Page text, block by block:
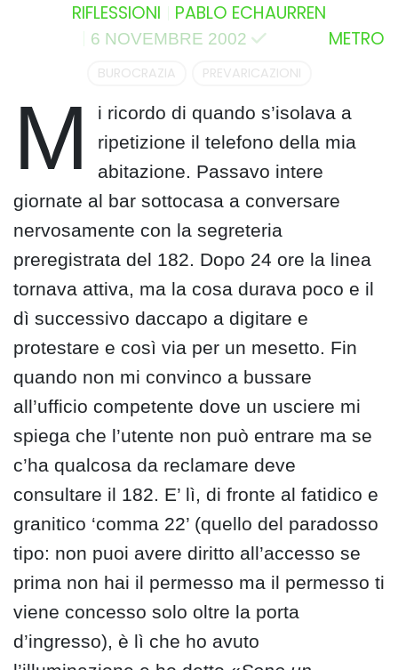
RIFLESSIONI PABLO ECHAURREN
6 NOVEMBRE 2002 METRO
BUROCRAZIA PREVARICAZIONI
M
i ricordo di quando s’isolava a
ripetizione il telefono della mia
abitazione. Passavo intere
giornate al bar sottocasa a conversare
nervosamente con la segreteria
preregistrata del 182. Dopo 24 ore la linea
tornava attiva, ma la cosa durava poco e il
dì successivo daccapo a digitare e
protestare e così via per un mesetto. Fin
quando non mi convinco a bussare
all’ufficio competente dove un usciere mi
spiega che l’utente non può entrare ma se
c’ha qualcosa da reclamare deve
consultare il 182. E’ lì, di fronte al fatidico e
granitico ‘comma 22’ (quello del paradosso
tipo: non puoi avere diritto all’accesso se
prima non hai il permesso ma il permesso ti
viene concesso solo oltre la porta
d’ingresso), è lì che ho avuto